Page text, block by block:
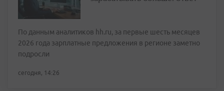
По данным аналитиков hh.ru, за первые шесть месяцев
2026 года зарплатные предложения в регионе заметно
подросли
сегодня, 14:26